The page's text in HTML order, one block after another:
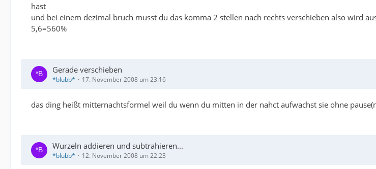
hast
und bei einem dezimal bruch musst du das komma 2 stellen nach rechts verschieben also wird
5,6=560%
Gerade verschieben
*blubb* 17. November 2008 um 23:16
das ding heißt mitternachtsformel weil du wenn du mitten in der nahct aufwachst sie ohne
Wurzeln addieren und subtrahieren...
*blubb* 12. November 2008 um 22:23